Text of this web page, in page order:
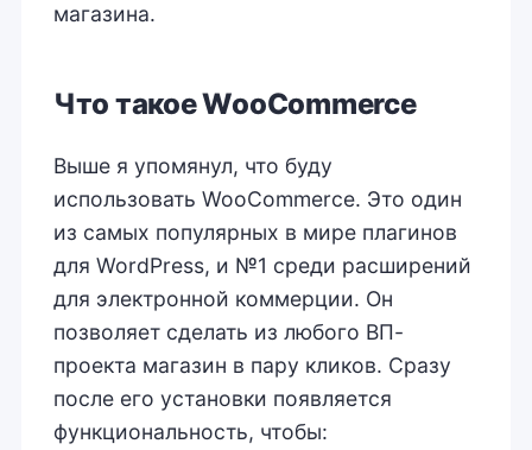
магазина.
Что такое WooCommerce
Выше я упомянул, что буду
использовать WooCommerce. Это один
из самых популярных в мире плагинов
для WordPress, и №1 среди расширений
для электронной коммерции. Он
позволяет сделать из любого ВП-
проекта магазин в пару кликов. Сразу
после его установки появляется
функциональность, чтобы: